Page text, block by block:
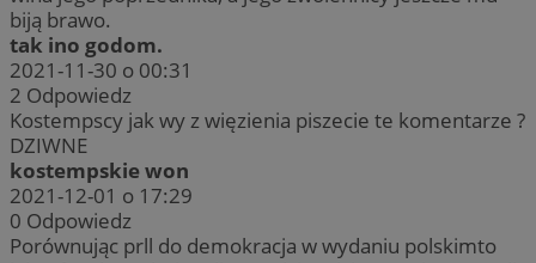
biją brawo.
tak ino godom.
2021-11-30 o 00:31
2 Odpowiedz
Kostempscy jak wy z więzienia piszecie te komentarze ?
DZIWNE
kostempskie won
2021-12-01 o 17:29
0 Odpowiedz
Porównując prll do demokracja w wydaniu polskimto